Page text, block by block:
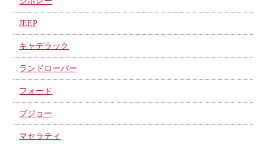
JEEP
キャデラック
ランドローバー
フォード
プジョー
マセラティ